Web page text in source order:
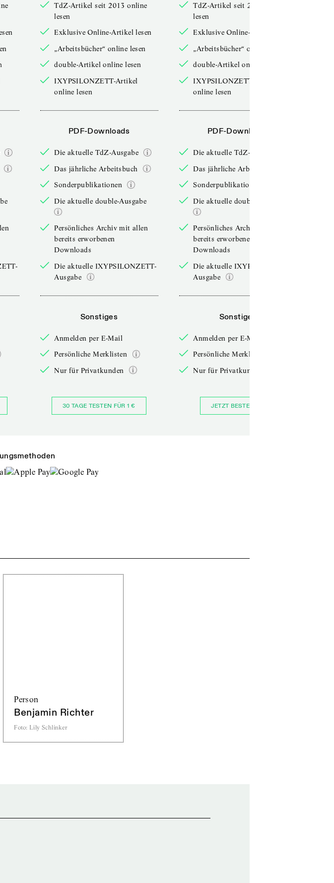
TdZ-Artikel seit 2013 online
lesen
Exklusive Online-Artikel lesen
„Arbeitsbücher“ online lesen
double-Artikel online lesen
IXYPSILONZETT-Artikel
online lesen
PDF-Downloads
Die aktuelle TdZ-Ausgabe
Das jährliche Arbeitsbuch
Sonderpublikationen
Die aktuelle double-Ausgabe
Persönliches Archiv mit allen
bereits erworbenen
Downloads
Die aktuelle IXYPSILONZETT-
Ausgabe
Sonstiges
Anmelden per E-Mail
Persönliche Merklisten
Nur für Privatkunden
30 TAGE TESTEN FÜR 1 €
TdZ-Artikel seit 2013 online
lesen
Exklusive Online-Artikel lesen
„Arbeitsbücher“ online lesen
double-Artikel online lesen
IXYPSILONZETT-Artikel
online lesen
PDF-Downloads
Die aktuelle TdZ-Ausgabe
Das jährliche Arbeitsbuch
Sonderpublikationen
Die aktuelle double-Ausgabe
Persönliches Archiv mit allen
bereits erworbenen
Downloads
Die aktuelle IXYPSILONZETT-
Ausgabe
Sonstiges
Anmelden per E-Mail
Persönliche Merklisten
Nur für Privatkunden
JETZT BESTELLEN
Person
Benjamin Richter
Foto: Lily Schlinker